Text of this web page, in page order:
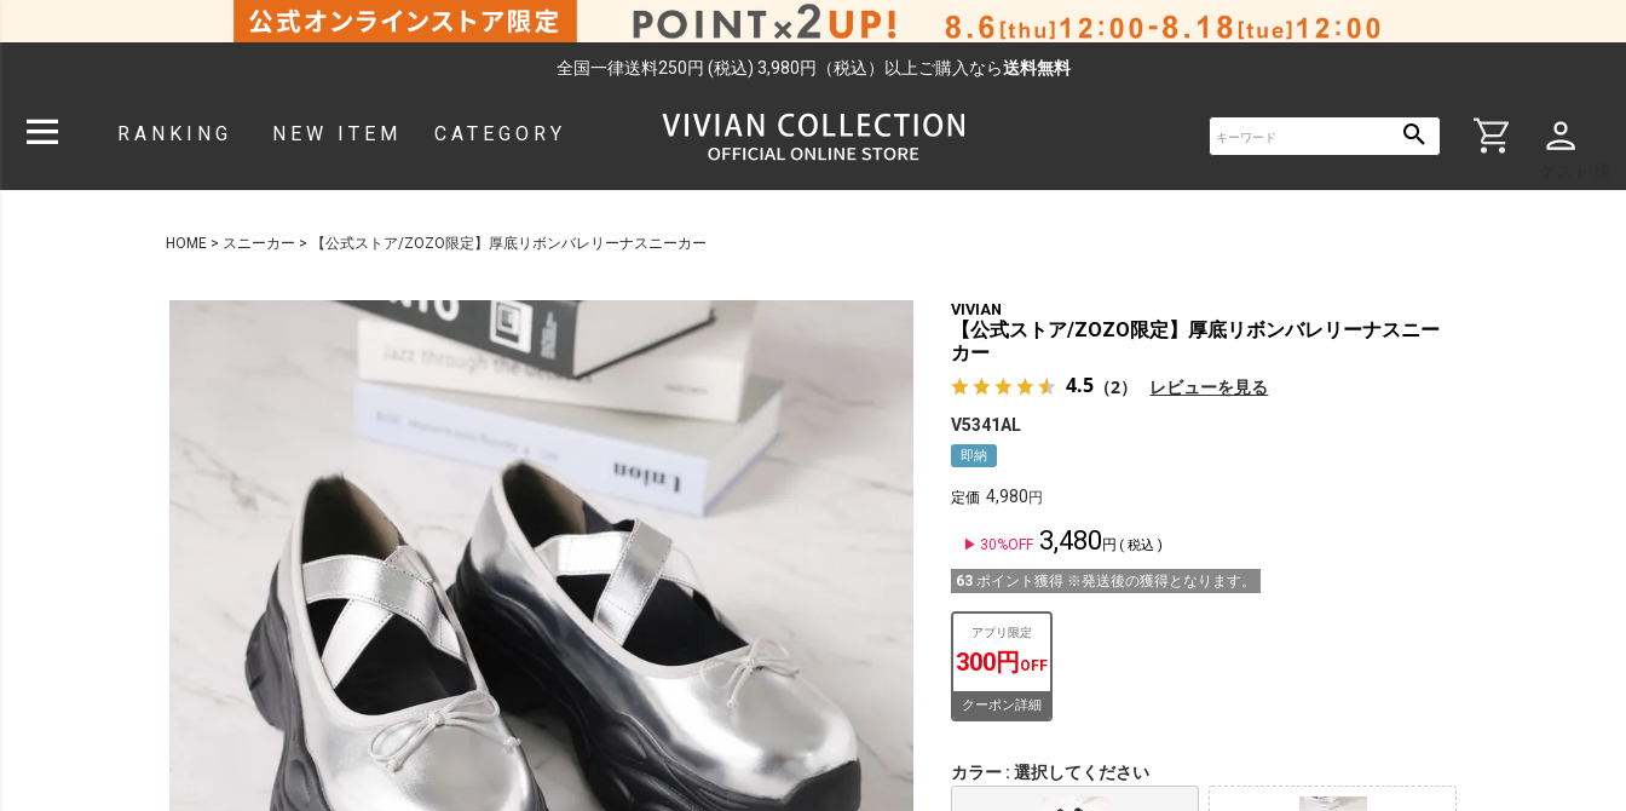
全国一律送料250円 (税込) 3,980円（税込）以上ご購入なら送料無料
RANKING NEW ITEM CATEGORY
検索
HOME スニーカー 【公式ストア/ZOZO限定】厚底リボンバレリーナスニーカー
VIVIAN
【公式ストア/ZOZO限定】厚底リボンバレリーナスニー
カー
4.5 （2） レビューを見る
V5341AL
即納
定価 4,980
30%OFF 3,480 税込
63 ポイント獲得 ※発送後の獲得となります。
アプリ限定
300円 OFF
クーポン詳細
カラー 選択してください